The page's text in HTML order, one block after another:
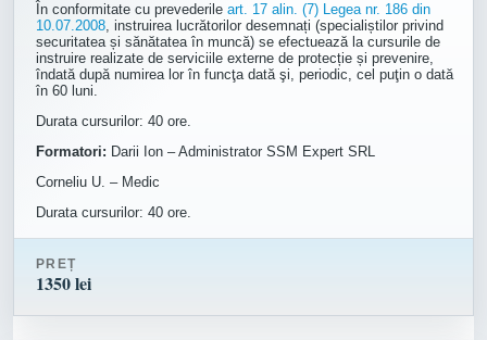
În conformitate cu prevederile art. 17 alin. (7) Legea nr. 186 din
10.07.2008, instruirea lucrătorilor desemnați (specialiștilor privind
securitatea și sănătatea în muncă) se efectuează la cursurile de
instruire realizate de serviciile externe de protecție și prevenire,
îndată după numirea lor în funcţa dată şi, periodic, cel puţin o dată
în 60 luni.
Durata cursurilor: 40 ore.
Formatori: Darii Ion – Administrator SSM Expert SRL
Corneliu U. – Medic
Durata cursurilor: 40 ore.
PREȚ
1350 lei